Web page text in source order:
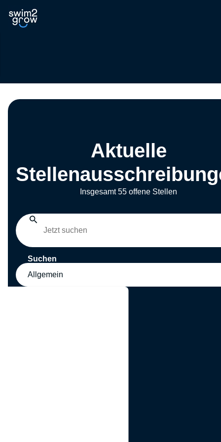
Aktuelle
Insgesamt 55 offene Stellen
Suchen
Allgemein